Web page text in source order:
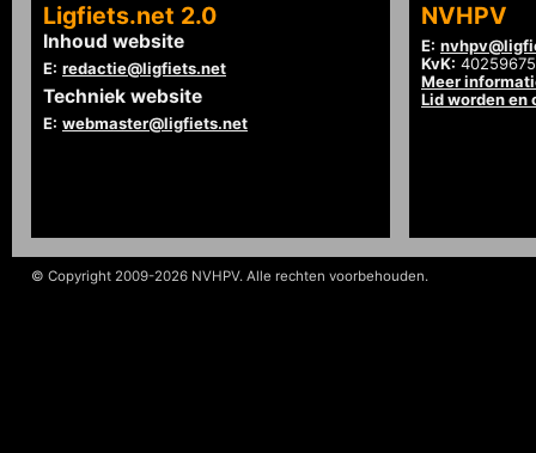
Ligfiets.net 2.0
Inhoud website
E: redactie@ligfiets.net
Techniek website
E: webmaster@ligfiets.net
NVHPV
E:
KvK: 40259675
Meer
Lid worden en
© Copyright 2009-2026 NVHPV. Alle rechten voorbehouden.